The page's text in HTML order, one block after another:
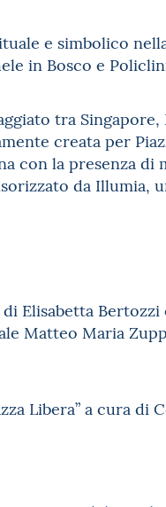
e simbolico
in Bosco e
tra
creata per
con la presenza
da Illumia,
Elisabetta
Matteo Maria
Libera” a cura di